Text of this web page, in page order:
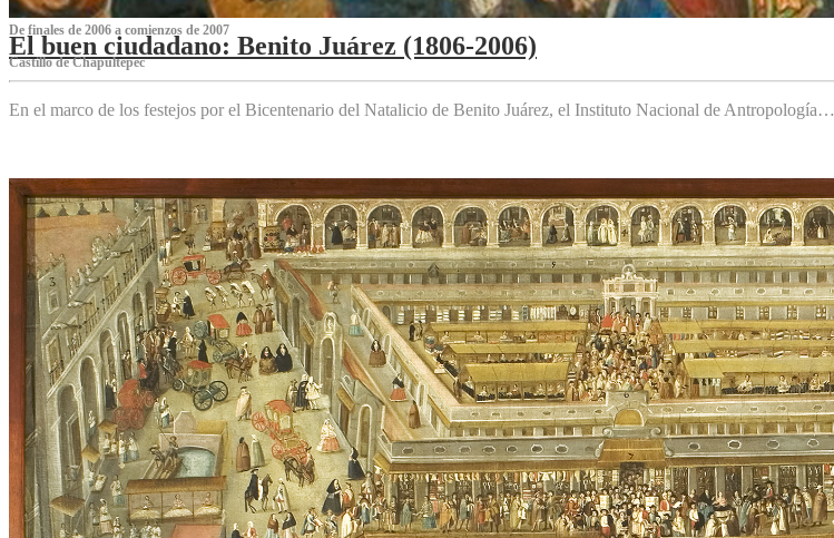
De finales de 2006 a comienzos de 2007
El buen ciudadano: Benito Juárez (1806-2006)
Castillo de Chapultepec
En el marco de los festejos por el Bicentenario del Natalicio de Benito Juárez, el Instituto Nacional de Antropología…